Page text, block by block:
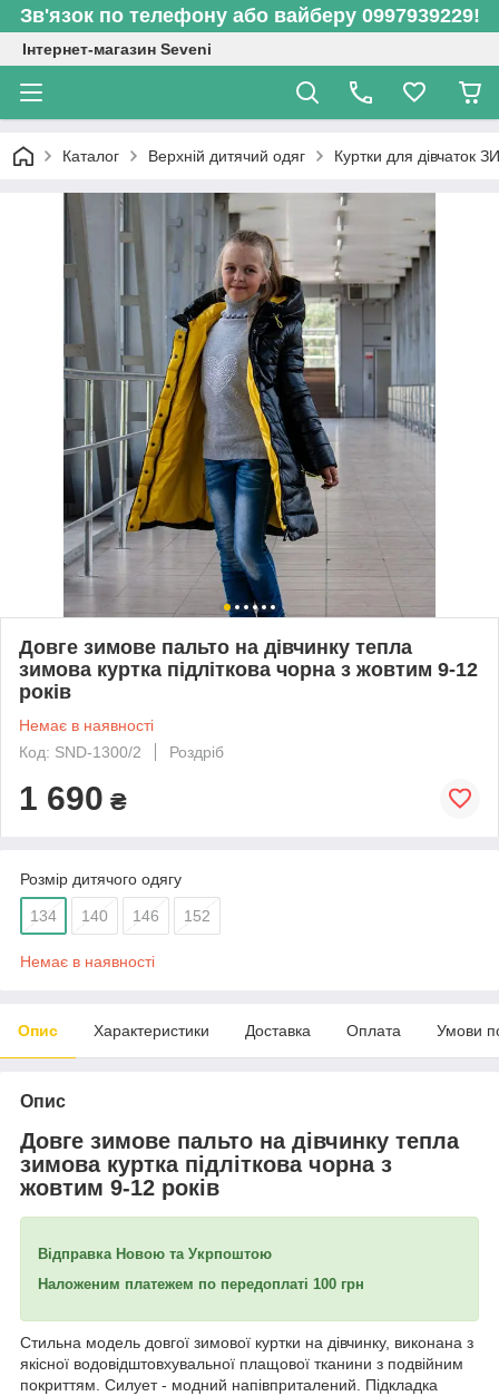
Зв'язок по телефону або вайберу 0997939229!
Інтернет-магазин Seveni
Каталог Верхній дитячий одяг Куртки для дівчаток
Довге зимове пальто на дівчинку тепла
зимова куртка підліткова чорна з жовтим 9-12
років
Немає в наявності
Код: SND-1300/2
Роздріб
1 690 ₴
Розмір дитячого одягу
134 140 146 152
Немає в наявності
Опис Характеристики Доставка Оплата Умови
Опис
Довге зимове пальто на дівчинку тепла
зимова куртка підліткова чорна з
жовтим 9-12 років
Відправка Новою та Укрпоштою
Наложеним платежем по передоплаті 100 грн
Стильна модель довгої зимової куртки на дівчинку, виконана з
якісної водовідштовхувальної плащової тканини з подвійним
покриттям. Силует - модний напівприталений. Підкладка